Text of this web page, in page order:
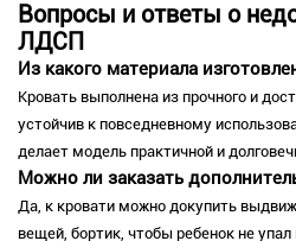
Вопросы и ответы о
ЛДСП
Из какого материала
Кровать выполнена из прочного и
устойчив к повседневному
делает модель практичной и
Можно ли заказать
Да, к кровати можно докупить
вещей, бортик, чтобы ребенок не